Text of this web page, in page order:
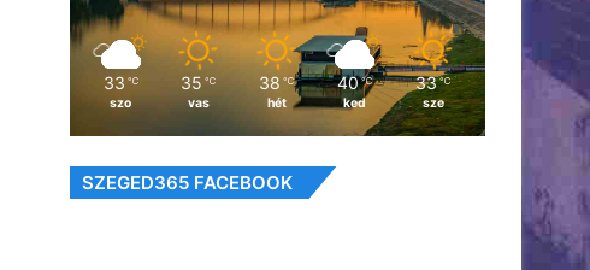
33 ℃
szo
35 ℃
vas
38 ℃
hét
40 ℃
ked
33 ℃
sze
SZEGED365 FACEBOOK